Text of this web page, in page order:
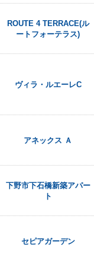
ROUTE 4 TERRACE(ル
ートフォーテラス)
ヴィラ・ルエーレC
アネックス Ａ
下野市下石橋新築アパー
ト
セピアガーデン